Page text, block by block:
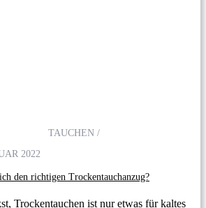
TAUCHEN /
2022
den richtigen Trockentauchanzug?
Trockentauchen ist nur etwas für kaltes